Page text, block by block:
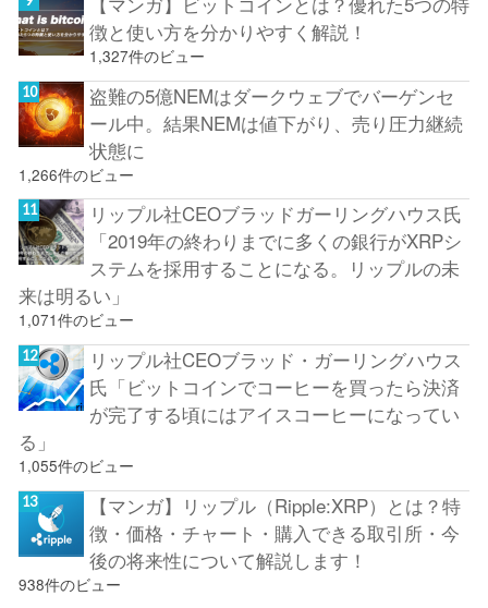
徴と使い方を分かりやすく解説！
1,327件のビュー
盗難の5億NEMはダークウェブでバーゲンセ
ール中。結果NEMは値下がり、売り圧力継続
状態に
1,266件のビュー
リップル社CEOブラッドガーリングハウス氏
「2019年の終わりまでに多くの銀行がXRPシ
ステムを採用することになる。リップルの未
来は明るい」
1,071件のビュー
リップル社CEOブラッド・ガーリングハウス
氏「ビットコインでコーヒーを買ったら決済
が完了する頃にはアイスコーヒーになってい
る」
1,055件のビュー
【マンガ】リップル（Ripple:XRP）とは？特
徴・価格・チャート・購入できる取引所・今
後の将来性について解説します！
938件のビュー